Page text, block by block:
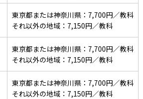
東京都または神奈川県：7,700円／教科
それ以外の地域：7,150円／教科
東京都または神奈川県：7,700円／教科
それ以外の地域：7,150円／教科
東京都または神奈川県：7,700円／教科
それ以外の地域：7,150円／教科